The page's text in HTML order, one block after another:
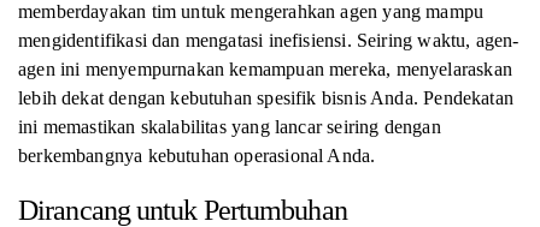
memberdayakan tim untuk mengerahkan agen yang mampu
mengidentifikasi dan mengatasi inefisiensi. Seiring waktu, agen-
agen ini menyempurnakan kemampuan mereka, menyelaraskan
lebih dekat dengan kebutuhan spesifik bisnis Anda. Pendekatan
ini memastikan skalabilitas yang lancar seiring dengan
berkembangnya kebutuhan operasional Anda.
Dirancang untuk Pertumbuhan